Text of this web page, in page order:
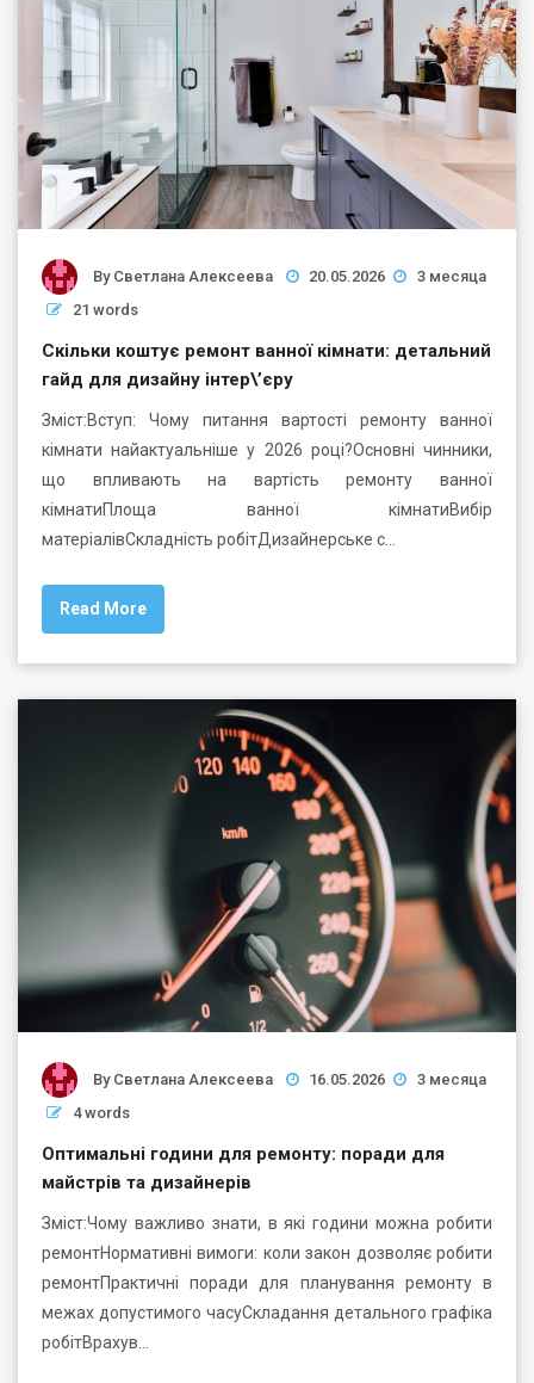
By Светлана Алексеева 20.05.2026
3 месяца
21 words
Скільки коштує ремонт ванної кімнати: детальний
гайд для дизайну інтер\’єру
Зміст:Вступ: Чому питання вартості ремонту ванної
кімнати найактуальніше у 2026 році?Основні чинники,
що впливають на вартість ремонту ванної
кімнатиПлоща ванної кімнатиВибір
матеріалівСкладність робітДизайнерське с…
Read More
By Светлана Алексеева 16.05.2026
3 месяца
4 words
Оптимальні години для ремонту: поради для
майстрів та дизайнерів
Зміст:Чому важливо знати, в які години можна робити
ремонтНормативні вимоги: коли закон дозволяє робити
ремонтПрактичні поради для планування ремонту в
межах допустимого часуСкладання детального графіка
робітВрахув…